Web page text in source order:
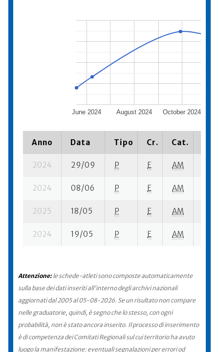
June 2024 August 2024 October 2024
Anno Data Tipo Cr. Cat.
2024 29/09 P E AM
2024 08/06 P E AM
2025 18/05 P E AM
2024 19/05 P E AM
Attenzione:le schede-atleti sono composte automaticamente
sulla base dei dati inseriti all'interno degli archivi nazionali
aggiornati dal 2005 al 05-08-2026. Se un risultato non compare
nelle graduatorie, quindi, è segno che lo stesso, con ogni
probabilità, non è stato ancora inserito. Il processo di inserimento
è di competenza dei Comitati Regionali sul cui territorio ha avuto
luogo la manifestazione: eventuali segnalazioni per errori od